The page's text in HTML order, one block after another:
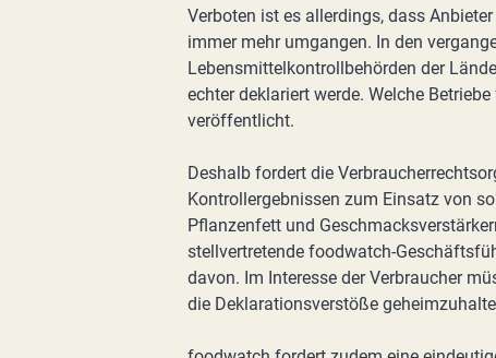
Verboten ist es allerdings, dass
immer mehr umgangen. In den
Lebensmittelkontrollbehörden der
echter deklariert werde. Welche
veröffentlicht.
Deshalb fordert die
Kontrollergebnissen zum Einsatz von
Pflanzenfett und
stellvertretende foodwatch-
davon. Im Interesse der Verbraucher
die Deklarationsverstöße